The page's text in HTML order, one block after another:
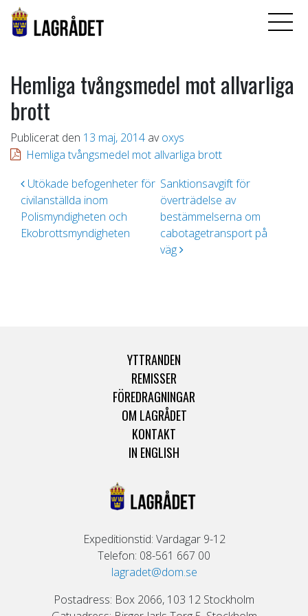
Hemliga tvångsmedel mot allvarliga
brott
Publicerat den 13 maj, 2014 av oxys
Hemliga tvångsmedel mot allvarliga brott
Inläggsnavigering
Utökade befogenheter för
civilanställda inom
Polismyndigheten och
Ekobrottsmyndigheten
Sanktionsavgift för
överträdelse av
bestämmelserna om
cabotagetransport på
väg
YTTRANDEN
REMISSER
FÖREDRAGNINGAR
OM LAGRÅDET
KONTAKT
IN ENGLISH
Expeditionstid: Vardagar 9-12
Telefon: 08-561 667 00
lagradet@dom.se
Postadress: Box 2066, 103 12 Stockholm